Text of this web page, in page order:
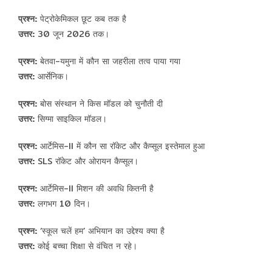
प्रश्न:पेट्रोकेमिकल छूट कब तक है
उत्तर:30 जून 2026 तक।
प्रश्न:बेतवा-यमुना में कौन सा जहरीला तत्व पाया गया
उत्तर:आर्सेनिक।
प्रश्न:बोस संस्थान ने किस मॉडल को चुनौती दी
उत्तर:सिग्मा साइकिल मॉडल।
प्रश्न:आर्टेमिस-II में कौन सा रॉकेट और कैप्सूल इस्तेमाल हुआ
उत्तर:SLS रॉकेट और ओरायन कैप्सूल।
प्रश्न:आर्टेमिस-II मिशन की अवधि कितनी है
उत्तर:लगभग 10 दिन।
प्रश्न:‘स्कूल चलें हम’ अभियान का उद्देश्य क्या है
उत्तर:कोई बच्चा शिक्षा से वंचित न रहे।